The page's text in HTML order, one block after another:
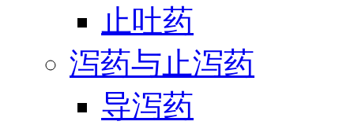
止吐药
泻药与止泻药
导泻药